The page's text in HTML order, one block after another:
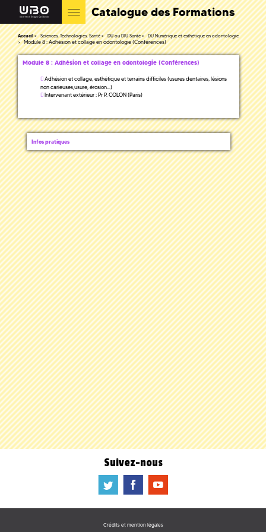
Catalogue des Formations
Accueil Sciences, Technologies, Santé DU ou DIU Santé DU Numérique et esthétique en odontologie
Module 8 : Adhésion et collage en odontologie (Conférences)
Module 8 : Adhésion et collage en odontologie (Conférences)
Adhésion et collage, esthétique et terrains difficiles (usures dentaires, lésions
non carieuses,usure, érosion…)
Intervenant extérieur : Pr P. COLON (Paris)
Infos pratiques
Suivez-nous
a b f
Crédits et mention légales